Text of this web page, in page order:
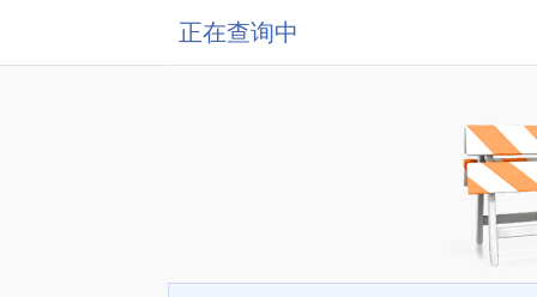
正在查询中